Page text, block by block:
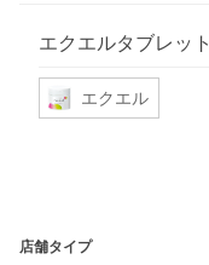
エクエルタブレット
エクエル
店舗タイプ